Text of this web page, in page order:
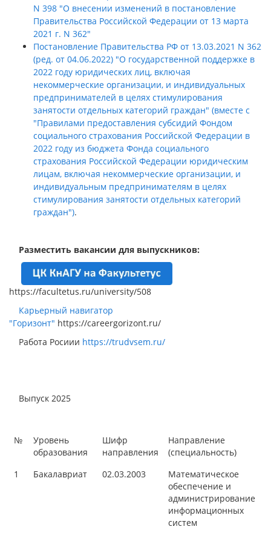
N 398 "О внесении изменений в постановление
Правительства Российской Федерации от 13 марта
2021 г. N 362"
Постановление Правительства РФ от 13.03.2021 N 362
(ред. от 04.06.2022) "О государственной поддержке в
2022 году юридических лиц, включая
некоммерческие организации, и индивидуальных
предпринимателей в целях стимулирования
занятости отдельных категорий граждан" (вместе с
"Правилами предоставления субсидий Фондом
социального страхования Российской Федерации в
2022 году из бюджета Фонда социального
страхования Российской Федерации юридическим
лицам, включая некоммерческие организации, и
индивидуальным предпринимателям в целях
стимулирования занятости отдельных категорий
граждан").
Разместить вакансии для выпускников:
https://facultetus.ru/university/508
Карьерный навигатор
"Горизонт" https://careergorizont.ru/
Работа Росиии https://trudvsem.ru/
Выпуск 2025
№
Уровень
образования
Шифр
направления
Направление
(специальность)
1
Бакалавриат 02.03.2003
Математическое
обеспечение и
администрирование
информационных
систем